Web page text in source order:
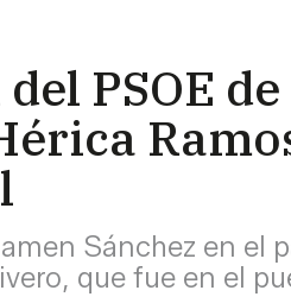
PSOE
Sánchez en el
que fue en el